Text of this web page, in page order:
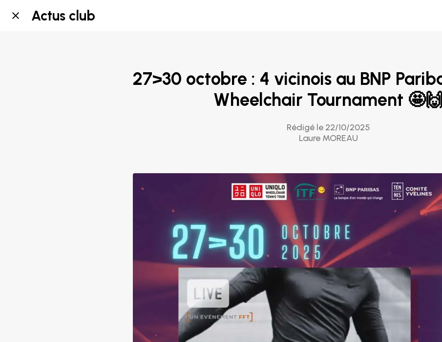
Actus club
27>30 octobre : 4 vicinois au BNP
Wheelchair Tournament 🤩🙌
Rédigé le 22/10/2025
Laure MOREAU